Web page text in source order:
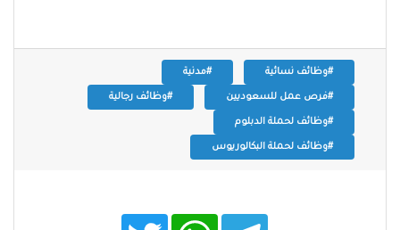
#وظائف نسائية #مدنية
#فرص عمل للسعوديين #وظائف رجالية
#وظائف لحملة الدبلوم
#وظائف لحملة البكالوريوس
T
W
T